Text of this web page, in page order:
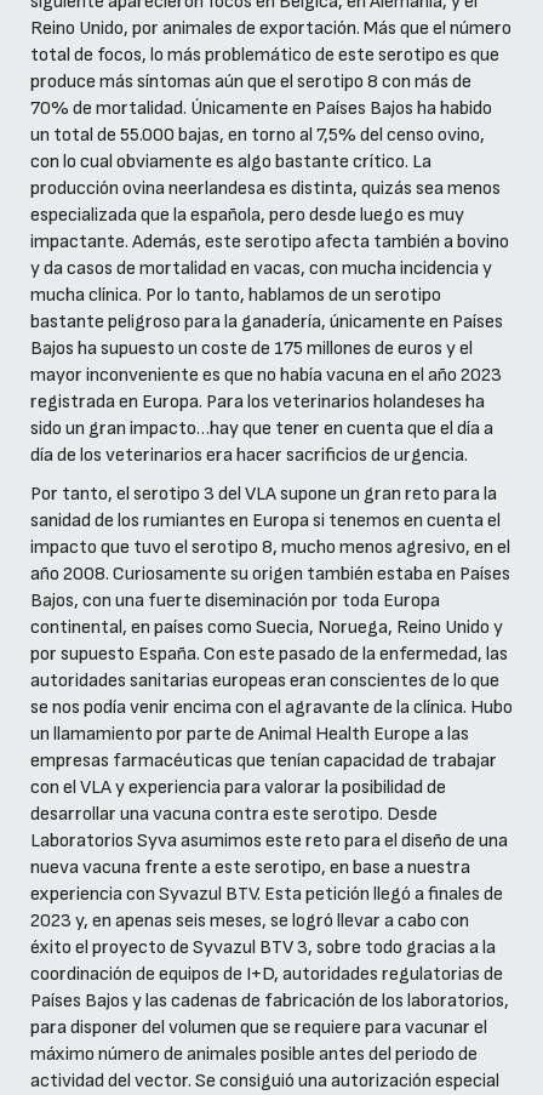
Reino Unido, por animales de exportación. Más que el número
total de focos, lo más problemático de este serotipo es que
produce más síntomas aún que el serotipo 8 con más de
70% de mortalidad. Únicamente en Países Bajos ha habido
un total de 55.000 bajas, en torno al 7,5% del censo ovino,
con lo cual obviamente es algo bastante crítico. La
producción ovina neerlandesa es distinta, quizás sea menos
especializada que la española, pero desde luego es muy
impactante. Además, este serotipo afecta también a bovino
y da casos de mortalidad en vacas, con mucha incidencia y
mucha clínica. Por lo tanto, hablamos de un serotipo
bastante peligroso para la ganadería, únicamente en Países
Bajos ha supuesto un coste de 175 millones de euros y el
mayor inconveniente es que no había vacuna en el año 2023
registrada en Europa. Para los veterinarios holandeses ha
sido un gran impacto…hay que tener en cuenta que el día a
día de los veterinarios era hacer sacrificios de urgencia.
Por tanto, el serotipo 3 del VLA supone un gran reto para la
sanidad de los rumiantes en Europa si tenemos en cuenta el
impacto que tuvo el serotipo 8, mucho menos agresivo, en el
año 2008. Curiosamente su origen también estaba en Países
Bajos, con una fuerte diseminación por toda Europa
continental, en países como Suecia, Noruega, Reino Unido y
por supuesto España. Con este pasado de la enfermedad, las
autoridades sanitarias europeas eran conscientes de lo que
se nos podía venir encima con el agravante de la clínica. Hubo
un llamamiento por parte de Animal Health Europe a las
empresas farmacéuticas que tenían capacidad de trabajar
con el VLA y experiencia para valorar la posibilidad de
desarrollar una vacuna contra este serotipo. Desde
Laboratorios Syva asumimos este reto para el diseño de una
nueva vacuna frente a este serotipo, en base a nuestra
experiencia con Syvazul BTV. Esta petición llegó a finales de
2023 y, en apenas seis meses, se logró llevar a cabo con
éxito el proyecto de Syvazul BTV 3, sobre todo gracias a la
coordinación de equipos de I+D, autoridades regulatorias de
Países Bajos y las cadenas de fabricación de los laboratorios,
para disponer del volumen que se requiere para vacunar el
máximo número de animales posible antes del periodo de
actividad del vector. Se consiguió una autorización especial